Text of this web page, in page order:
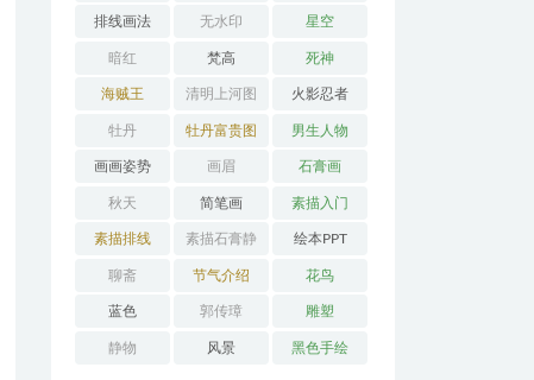
排线画法 无水印 星空
暗红 梵高 死神
海贼王 清明上河图 火影忍者
牡丹 牡丹富贵图 男生人物
画画姿势 画眉 石膏画
秋天 简笔画 素描入门
素描排线 素描石膏静
物
绘本PPT
聊斋 节气介绍 花鸟
蓝色 郭传璋 雕塑
静物 风景 黑色手绘